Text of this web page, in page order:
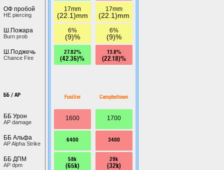
ОФ пробой
HE piercing
Ш.Пожара
Burn prob
Ш.Поджечь
Chance Fire
ББ / AP
ББ Урон
AP damage
ББ Альфа
AP Alpha Strike
ББ ДПМ
AP dpm
17mm
(22.1)mm
6%
(9)%
27.82%
(42.36)%
Fusilier
1600
6400
58k
(65k)
17mm
(22.1)mm
6%
(9)%
13.8%
(22.18)%
Campbeltown
1700
3400
29k
(32k)